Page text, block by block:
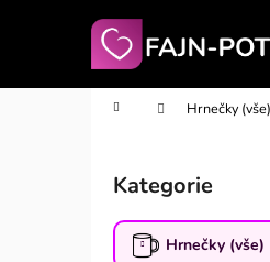
Domů Hrnečky (vše)
Přeskočit
kategorie
Kategorie
Hrnečky (vše)
í
Zpět
do
Zpět
do